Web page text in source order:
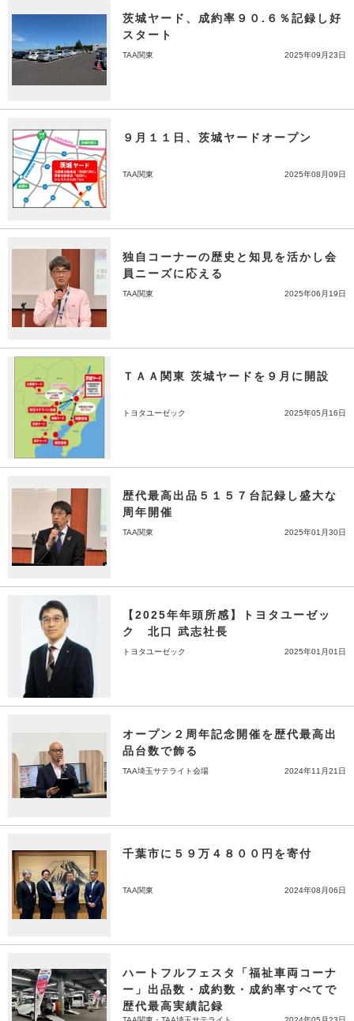
茨城ヤード、成約率９０.６％記録し好
スタート
TAA関東 2025年09月23日
９月１１日、茨城ヤードオープン
TAA関東 2025年08月09日
独自コーナーの歴史と知見を活かし会
員ニーズに応える
TAA関東 2025年06月19日
ＴＡＡ関東 茨城ヤードを９月に開設
トヨタユーゼック 2025年05月16日
歴代最高出品５１５７台記録し盛大な
周年開催
TAA関東 2025年01月30日
【2025年年頭所感】トヨタユーゼッ
ク 北口 武志社長
トヨタユーゼック 2025年01月01日
オープン２周年記念開催を歴代最高出
品台数で飾る
TAA埼玉サテライト会場 2024年11月21日
千葉市に５９万４８００円を寄付
TAA関東 2024年08月06日
ハートフルフェスタ「福祉車両コーナ
ー」出品数・成約数・成約率すべてで
歴代最高実績記録